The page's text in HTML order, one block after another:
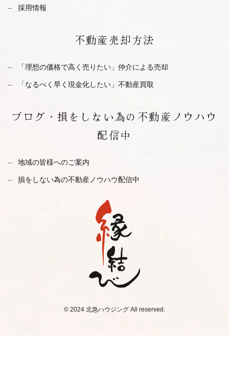
採用情報
不動産 売却方法
「理想の価格で高く売りたい」仲介による売却
「なるべく早く現金化したい」不動産買取
ブログ・ 損をしない為の不動産ノウハウ
配信中
地域の皆様へのご案内
損をしない為の不動産ノウハウ配信中
© 2024 北急ハウジング All reserved.